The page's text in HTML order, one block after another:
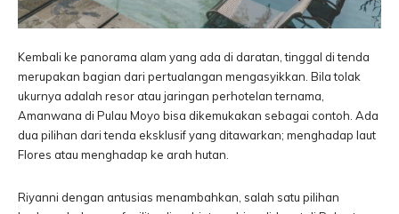
Kembali ke panorama alam yang ada di daratan, tinggal di tenda
merupakan bagian dari pertualangan mengasyikkan. Bila tolak
ukurnya adalah resor atau jaringan perhotelan ternama,
Amanwana di Pulau Moyo bisa dikemukakan sebagai contoh. Ada
dua pilihan dari tenda eksklusif yang ditawarkan; menghadap laut
Flores atau menghadap ke arah hutan.
Riyanni dengan antusias menambahkan, salah satu pilihan